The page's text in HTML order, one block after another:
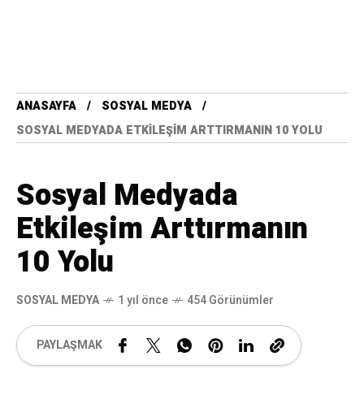
ANASAYFA
SOSYAL MEDYA
SOSYAL MEDYADA ETKILEŞIM ARTTIRMANIN 10 YOLU
Sosyal Medyada
Etkileşim Arttırmanın
10 Yolu
SOSYAL MEDYA 1 yıl önce 454 Görünümler
PAYLAŞMAK